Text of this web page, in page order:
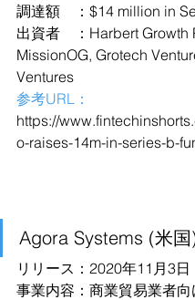
調達額　：$14 million in
出資者　：Harbert Growth
MissionOG, Grotech
Ventures
参考URL：
https://
o-raises-14m-in-series-b-
Agora Systems (米国
リリース：2020年11月3日
事業内容：商業貿易業者